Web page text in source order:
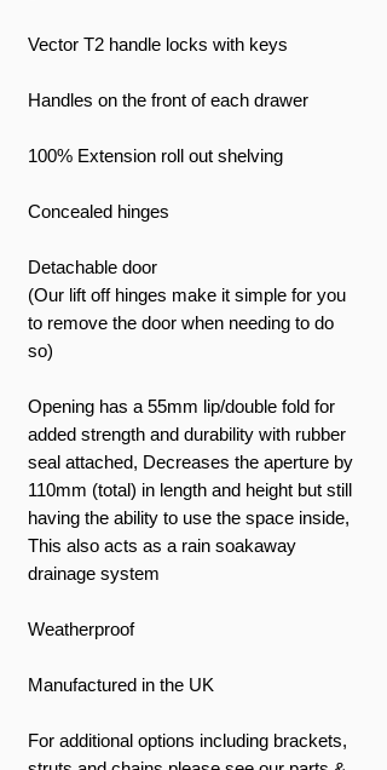
Vector T2 handle locks with keys
Handles on the front of each drawer
100% Extension roll out shelving
Concealed hinges
Detachable door
(Our lift off hinges make it simple for you
to remove the door when needing to do
so)
Opening has a 55mm lip/double fold for
added strength and durability with rubber
seal attached, Decreases the aperture by
110mm (total) in length and height but still
having the ability to use the space inside,
This also acts as a rain soakaway
drainage system
Weatherproof
Manufactured in the UK
For additional options including brackets,